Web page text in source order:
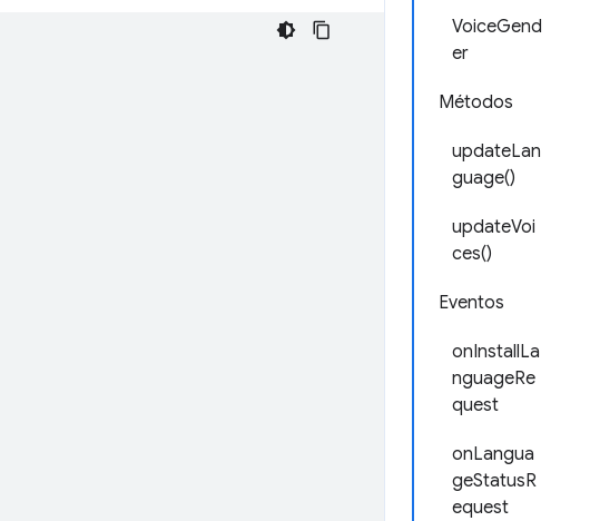
VoiceGend
er
Métodos
updateLan
guage()
updateVoi
ces()
Eventos
onInstallLa
nguageRe
quest
onLangua
geStatusR
equest